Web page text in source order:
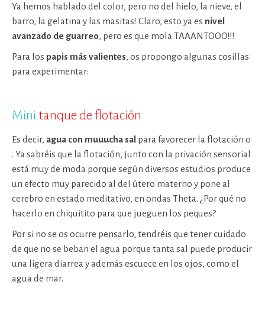
Ya hemos hablado del color, pero no del hielo, la nieve, el
barro, la gelatina y las masitas! Claro, esto ya es nivel
avanzado de guarreo, pero es que mola TAAANTOOO!!!
Para los papis más valientes, os propongo algunas cosillas
para experimentar:
Mini tanque de flotación
Es decir, agua con muuucha sal para favorecer la flotación o
. Ya sabréis que la flotación, junto con la privación sensorial
está muy de moda porque según diversos estudios produce
un efecto muy parecido al del útero materno y pone al
cerebro en estado meditativo, en ondas Theta. ¿Por qué no
hacerlo en chiquitito para que jueguen los peques?
Por si no se os ocurre pensarlo, tendréis que tener cuidado
de que no se beban el agua porque tanta sal puede producir
una ligera diarrea y además escuece en los ojos, como el
agua de mar.